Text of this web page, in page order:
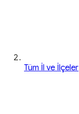
Tüm İl ve İlçeler